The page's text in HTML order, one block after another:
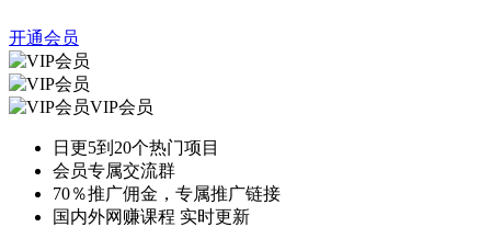
开通会员
VIP会员
日更5到20个热门项目
会员专属交流群
70％推广佣金，专属推广链接
国内外网赚课程 实时更新